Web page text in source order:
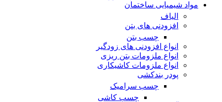
مواد شیمیایی ساختمان
الیاف
افزودنی های بتن
چسب بتن
انواع افزودنی های زودگیر
انواع ملزومات بتن ریزی
انواع ملزومات کاشیکاری
پودر بندکشی
چسب سرامیک
چسب کاشی